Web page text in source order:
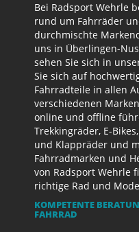
Bei Radsport Wehrle
rund um Fahrräder
durchmischte
uns in Überlingen-
sehen Sie sich in
Sie sich auf
Fahrradteile in allen
verschiedenen
online und offline
Trekkingräder, E-
und Klappräder und
Fahrradmarken und
von Radsport Wehrle
richtige Rad und
KOMPETENTE
FAHRRAD